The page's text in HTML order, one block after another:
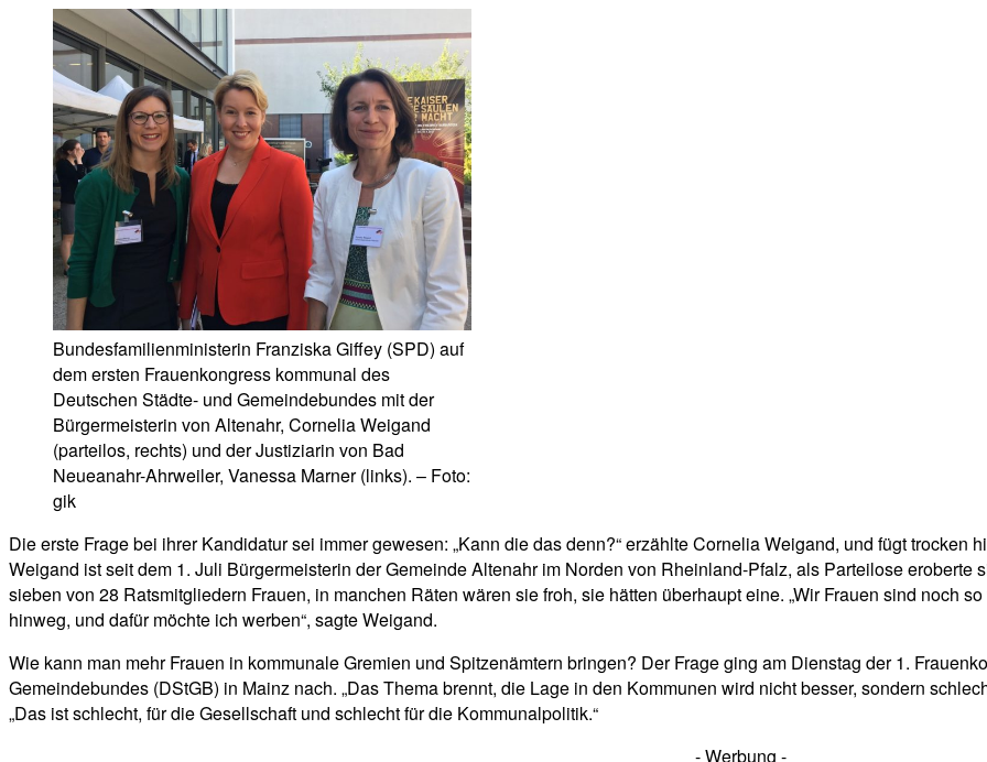
Bundesfamilienministerin Franziska Giffey (SPD) auf
dem ersten Frauenkongress kommunal des
Deutschen Städte- und Gemeindebundes mit der
Bürgermeisterin von Altenahr, Cornelia Weigand
(parteilos, rechts) und der Justiziarin von Bad
Neueanahr-Ahrweiler, Vanessa Marner (links). – Foto:
gik
Die erste Frage bei ihrer Kandidatur sei immer gewesen: „Kann die das denn?“ erzählte Cornelia Weigand, und fügt trocken
Weigand ist seit dem 1. Juli Bürgermeisterin der Gemeinde Altenahr im Norden von Rheinland-Pfalz, als Parteilose eroberte
sieben von 28 Ratsmitgliedern Frauen, in manchen Räten wären sie froh, sie hätten überhaupt eine. „Wir Frauen sind noch
hinweg, und dafür möchte ich werben“, sagte Weigand.
Wie kann man mehr Frauen in kommunale Gremien und Spitzenämtern bringen? Der Frage ging am Dienstag der 1.
Gemeindebundes (DStGB) in Mainz nach. „Das Thema brennt, die Lage in den Kommunen wird nicht besser, sondern
„Das ist schlecht, für die Gesellschaft und schlecht für die Kommunalpolitik.“
- Werbung -